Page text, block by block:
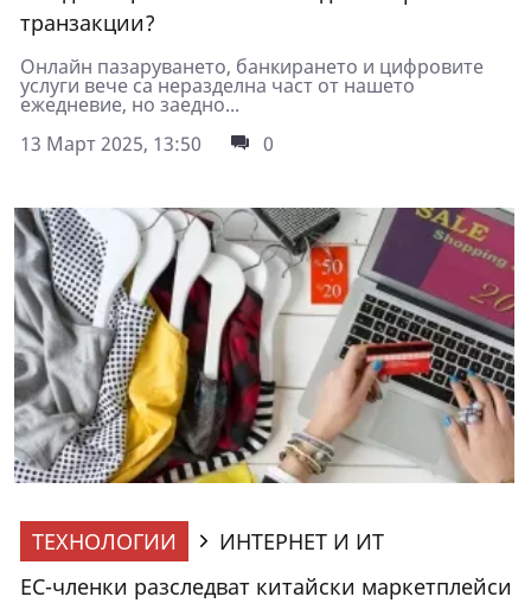
транзакции?
Онлайн пазаруването, банкирането и цифровите
услуги вече са неразделна част от нашето
ежедневие, но заедно...
13 Март 2025, 13:50
0
ТЕХНОЛОГИИ
ИНТЕРНЕТ И ИТ
ЕС-членки разследват китайски маркетплейси